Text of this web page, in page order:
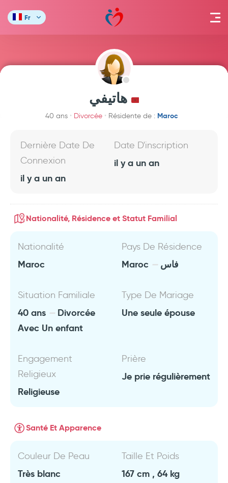
Fr
هاتيفي
40 ans Divorcée Résidente de : Maroc
Dernière Date De
Connexion
il y a un an
Date D'inscription
il y a un an
Nationalité, Résidence et Statut Familial
Nationalité
Maroc
Pays De Résidence
Maroc فاس
Situation Familiale
40 ans
Divorcée
Avec Un enfant
Type De Mariage
Une seule épouse
Engagement
Religieux
Religieuse
Prière
Je prie régulièrement
Santé Et Apparence
Couleur De Peau
Très blanc
Taille Et Poids
167 cm , 64 kg